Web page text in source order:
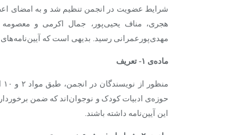
شرایط عضویت در انجمن تنظیم ‌شد و به امضای
هجری، مناف یحیی‌پور، جمال اکرمی و معصومه
مهدی‌پورعمرانی رسید. بدیهی است که آیین‌نامه‌های
ماده‌ی ۱- تعریف
حوزه­‌ی ادبیات کودک و نوجوان‌اند که ضمن
این آیین‌­نامه داشته باشند.